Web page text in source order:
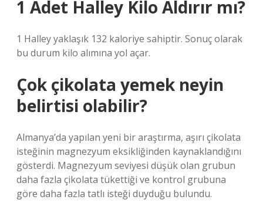
1 Adet Halley Kilo Aldırır mı?
1 Halley yaklaşık 132 kaloriye sahiptir. Sonuç olarak
bu durum kilo alımına yol açar.
Çok çikolata yemek neyin
belirtisi olabilir?
Almanya’da yapılan yeni bir araştırma, aşırı çikolata
isteğinin magnezyum eksikliğinden kaynaklandığını
gösterdi. Magnezyum seviyesi düşük olan grubun
daha fazla çikolata tükettiği ve kontrol grubuna
göre daha fazla tatlı isteği duyduğu bulundu.